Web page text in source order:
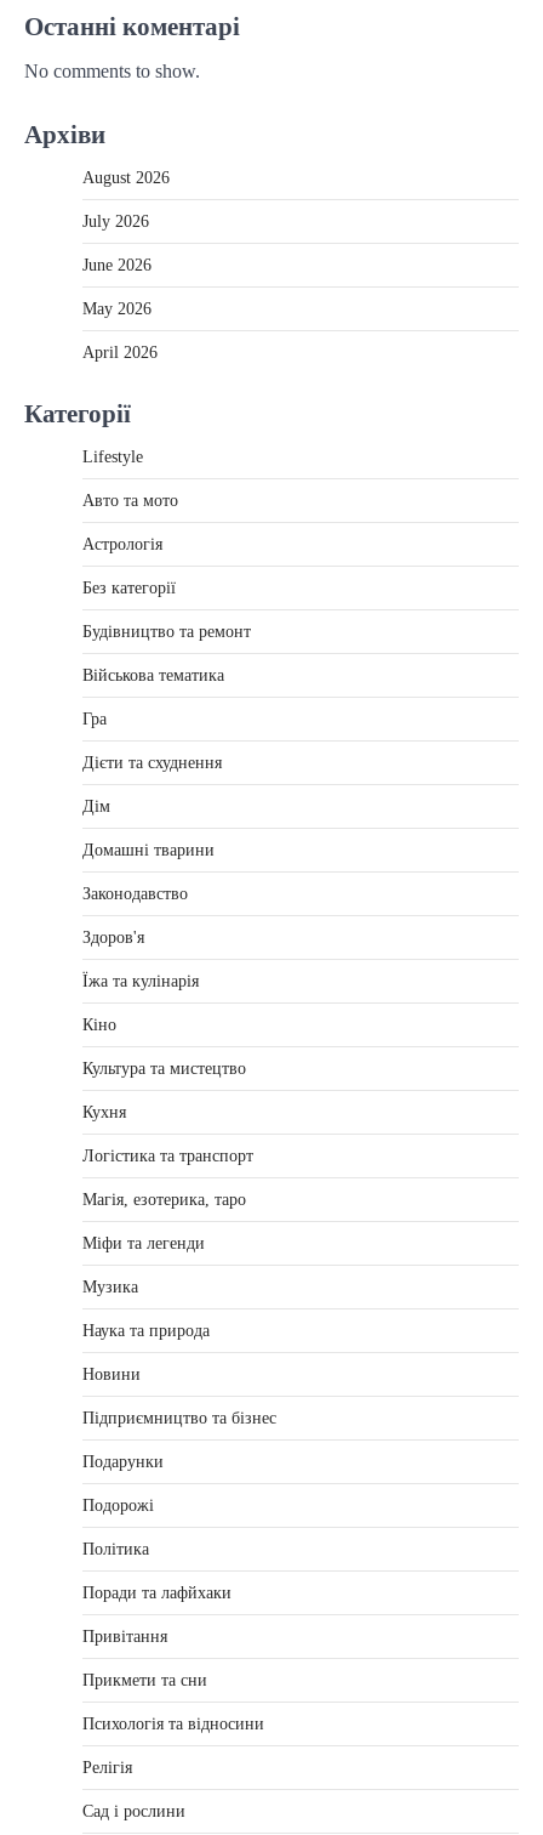
Останні коментарі
No comments to show.
Архіви
August 2026
July 2026
June 2026
May 2026
April 2026
Категорії
Lifestyle
Авто та мото
Астрологія
Без категорії
Будівництво та ремонт
Військова тематика
Гра
Дієти та схуднення
Дім
Домашні тварини
Законодавство
Здоров'я
Їжа та кулінарія
Кіно
Культура та мистецтво
Кухня
Логістика та транспорт
Магія, езотерика, таро
Міфи та легенди
Музика
Наука та природа
Новини
Підприємництво та бізнес
Подарунки
Подорожі
Політика
Поради та лафйхаки
Привітання
Прикмети та сни
Психологія та відносини
Релігія
Сад і рослини